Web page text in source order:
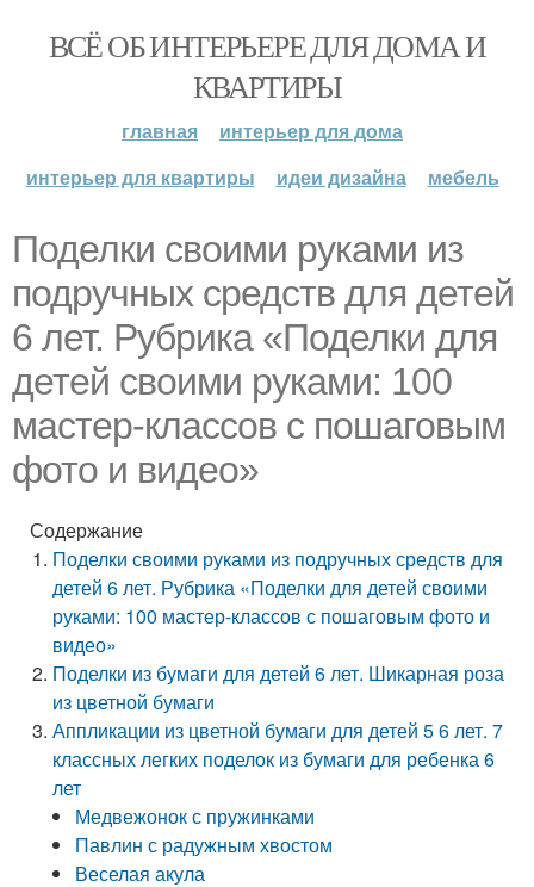
ВСЁ ОБ ИНТЕРЬЕРЕ ДЛЯ ДОМА И
КВАРТИРЫ
главная
интерьер для дома
интерьер для квартиры
идеи дизайна мебель
Поделки своими руками из
подручных средств для детей
6 лет. Рубрика «Поделки для
детей своими руками: 100
мастер-классов с пошаговым
фото и видео»
Содержание
Поделки своими руками из подручных средств для
детей 6 лет. Рубрика «Поделки для детей своими
руками: 100 мастер-классов с пошаговым фото и
видео»
Поделки из бумаги для детей 6 лет. Шикарная роза
из цветной бумаги
Аппликации из цветной бумаги для детей 5 6 лет. 7
классных легких поделок из бумаги для ребенка 6
лет
Медвежонок с пружинками
Павлин с радужным хвостом
Веселая акула